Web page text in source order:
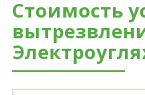
Стоимость